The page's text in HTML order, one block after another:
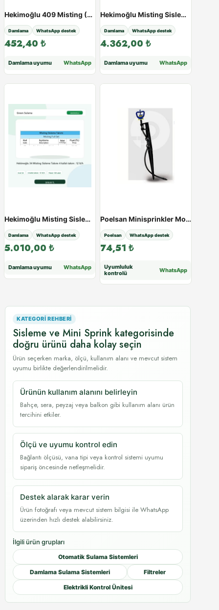
Hekimoğlu 409 Misting (Sisleme) 3 lt/h - 100 Adet Paket
Damlama WhatsApp destek
452,40 ₺
Damlama uyumu WhatsApp
Hekimoğlu Misting Sisleme Takımı - Paketli Ürün - Varyant 38463
Damlama WhatsApp destek
4.362,00 ₺
Damlama uyumu WhatsApp
Hekimoğlu Misting Sisleme Takımı - Paketli Ürün - Varyant 38464
Damlama WhatsApp destek
5.010,00 ₺
Damlama uyumu WhatsApp
Poelsan Minisprinkler Mon.tak.tırnaklı Uzun Mesafe - 200 L/h
Poelsan WhatsApp destek
74,51 ₺
Uyumluluk
kontrolü
WhatsApp
KATEGORI REHBERI
Sisleme ve Mini Sprink kategorisinde
doğru ürünü daha kolay seçin
Ürün seçerken marka, ölçü, kullanım alanı ve mevcut sistem
uyumu birlikte değerlendirilmelidir.
Ürünün kullanım alanını belirleyin
Bahçe, sera, peyzaj veya balkon gibi kullanım alanı ürün
tercihini etkiler.
Ölçü ve uyumu kontrol edin
Bağlantı ölçüsü, vana tipi veya kontrol sistemi uyumu
sipariş öncesinde netleşmelidir.
Destek alarak karar verin
Ürün fotoğrafı veya mevcut sistem bilgisi ile WhatsApp
üzerinden hızlı destek alabilirsiniz.
İlgili ürün grupları
Otomatik Sulama Sistemleri
Damlama Sulama Sistemleri Filtreler
Elektrikli Kontrol Ünitesi